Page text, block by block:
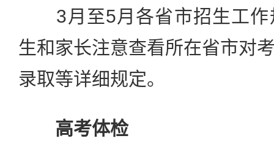
3月至5月各省市招生工作
生和家长注意查看所在省市对
录取等详细规定。
高考体检